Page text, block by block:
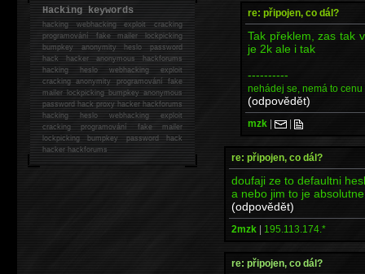
re: připojen, co dál?
Tak překlem, zas tak
je 2k ale i tak
----------
nehádej se, nemá to cenu
(odpovědět)
mzk | |
re: připojen, co dál?
doufaji ze to defaultni
a nebo jim to je
(odpovědět)
2mzk | 195.113.174.*
re: připojen, co dál?
Hacking keywords
hackingwebhacking exploit cracking
programování fake mailer lockpicking
bumpkey anonymity heslo password
hackhacker anonymous hackforums
hackingheslo webhacking exploit
cracking anonymity programování fake
mailer lockpicking bumpkey anonymous
password hack proxy hacker hackforums
hacking heslo webhacking exploit
cracking programování fake mailer
lockpicking bumpkey password hack
hackerhackforums